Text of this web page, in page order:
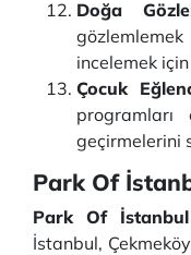
Doğa
incelemek
Çocuk
geçirmelerini
Park Of
Park Of
İstanbul,